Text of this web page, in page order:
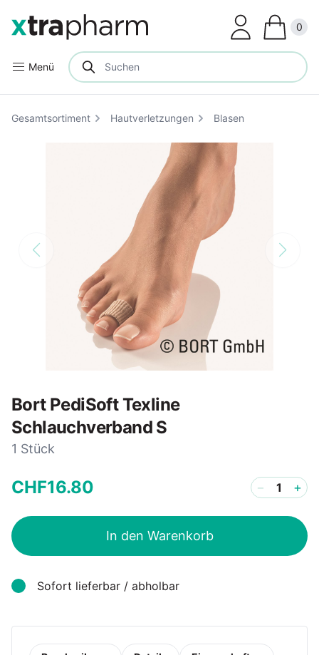
Menü
0
Gesamtsortiment Hautverletzungen Blasen
Bort PediSoft Texline
Schlauchverband S
1 Stück
CHF16.80 − +
In den Warenkorb
Sofort lieferbar / abholbar